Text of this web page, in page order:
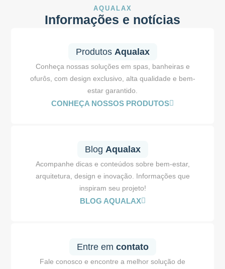
AQUALAX
Informações e notícias
Produtos Aqualax
Conheça nossas soluções em spas, banheiras e
ofurôs, com design exclusivo, alta qualidade e bem-
estar garantido.
CONHEÇA NOSSOS PRODUTOS
Blog Aqualax
Acompanhe dicas e conteúdos sobre bem-estar,
arquitetura, design e inovação. Informações que
inspiram seu projeto!
BLOG AQUALAX
Entre em contato
Fale conosco e encontre a melhor solução de